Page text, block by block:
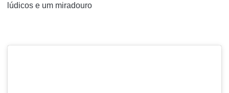
lúdicos e um miradouro